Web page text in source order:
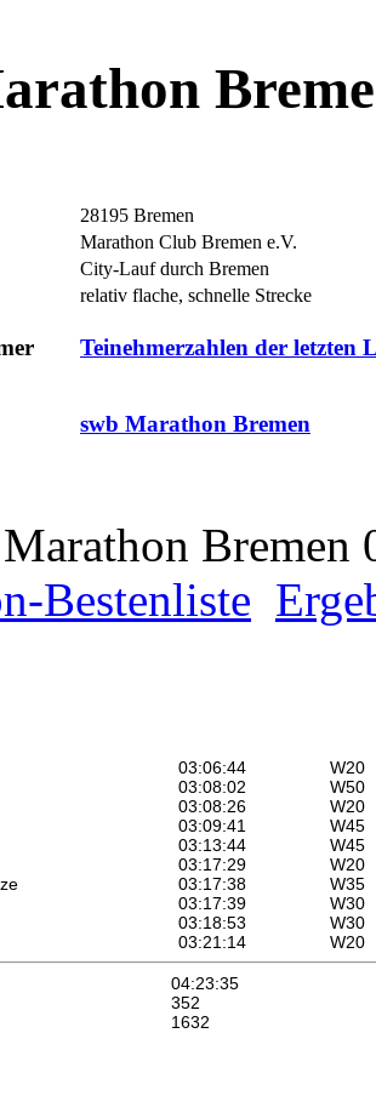
28195 Bremen
Marathon Club Bremen e.V.
City-Lauf durch Bremen
relativ flache, schnelle Strecke
Teinehmerzahlen der letzten
swb Marathon Bremen
Bremen
Bestenliste
03:06:44 W20
03:08:02 W50
03:08:26 W20
03:09:41 W45
03:13:44 W45
03:17:29 W20
03:17:38 W35
03:17:39 W30
03:18:53 W30
03:21:14 W20
04:23:35
352
1632